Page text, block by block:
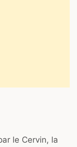
le Cervin, la